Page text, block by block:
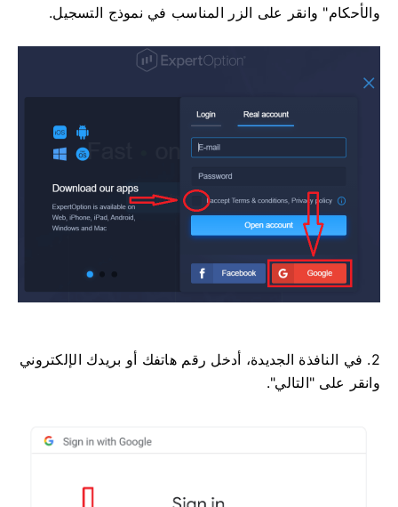
والأحكام" وانقر على الزر المناسب في نموذج التسجيل.
2. في النافذة الجديدة، أدخل رقم هاتفك أو بريدك الإلكتروني
وانقر على "التالي".